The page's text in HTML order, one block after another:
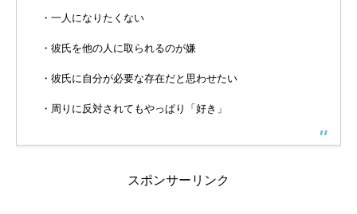
・一人になりたくない
・彼氏を他の人に取られるのが嫌
・彼氏に自分が必要な存在だと思わせたい
・周りに反対されてもやっぱり「好き」
スポンサーリンク